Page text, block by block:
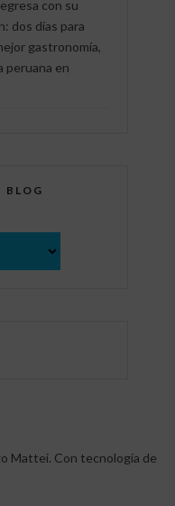
con su
dos días para
gastronomía,
peruana en
BLOG
Mattei. Con tecnología de